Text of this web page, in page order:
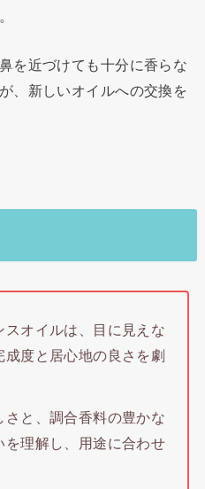
を近づけても十分に香らな
、新しいオイルへの交換を
スオイルは、目に見えな
度と居心地の良さを劇
さと、調合香料の豊かな
を理解し、用途に合わせ